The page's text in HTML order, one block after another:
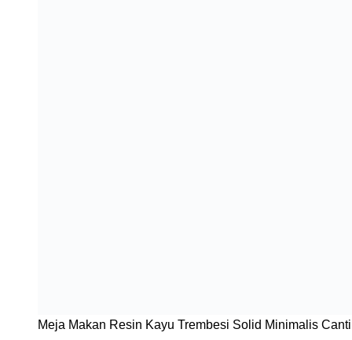
Meja Makan Resin Kayu Trembesi Solid Minimalis